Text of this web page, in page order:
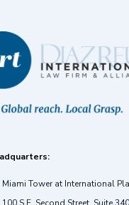
Miami Tower at International